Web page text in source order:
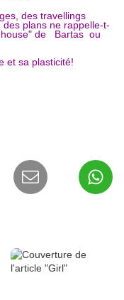
des travellings
plans ne rappelle-t-
house" de Bartas ou
et sa plasticité!